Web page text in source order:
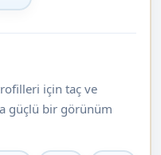
için taç ve
güçlü bir görünüm